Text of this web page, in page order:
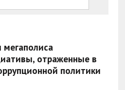
отраженные в
политики